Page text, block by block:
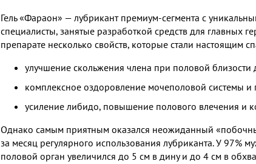
Гель «Фараон» — лубрикант премиум-сегмента с
специалисты, занятые разработкой средств для главных
препарате несколько свойств, которые стали настоящим
улучшение скольжения члена при половой
комплексное оздоровление мочеполовой системы
усиление либидо, повышение полового влечения и
Однако самым приятным оказался неожиданный
за месяц регулярного использования лубриканта. У 97%
половой орган увеличился до 5 см в дину и до 4 см в